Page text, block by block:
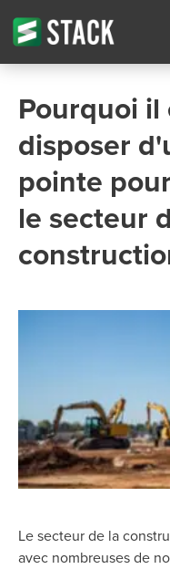
Pourquoi il
disposer
pointe
le secteur
Le secteur de la
avec nombreuses de